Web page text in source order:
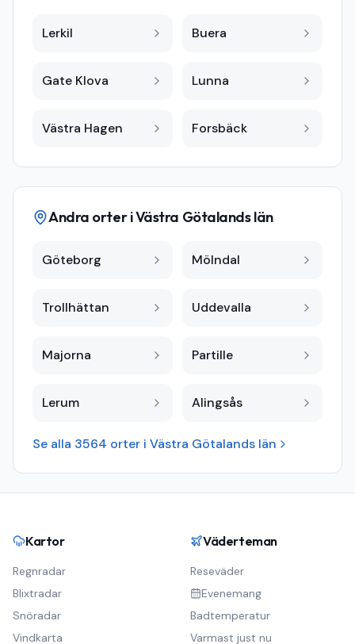
Lerkil Buera
Gate Klova Lunna
Västra Hagen Forsbäck
Andra orter iVästra Götalands län
Göteborg Mölndal
Trollhättan Uddevalla
Majorna Partille
Lerum Alingsås
Se alla 3564 orter i Västra Götalands län
Kartor
Regnradar
Blixtradar
Snöradar
Vindkarta
Väderteman
Reseväder
Evenemang
Badtemperatur
Varmast just nu